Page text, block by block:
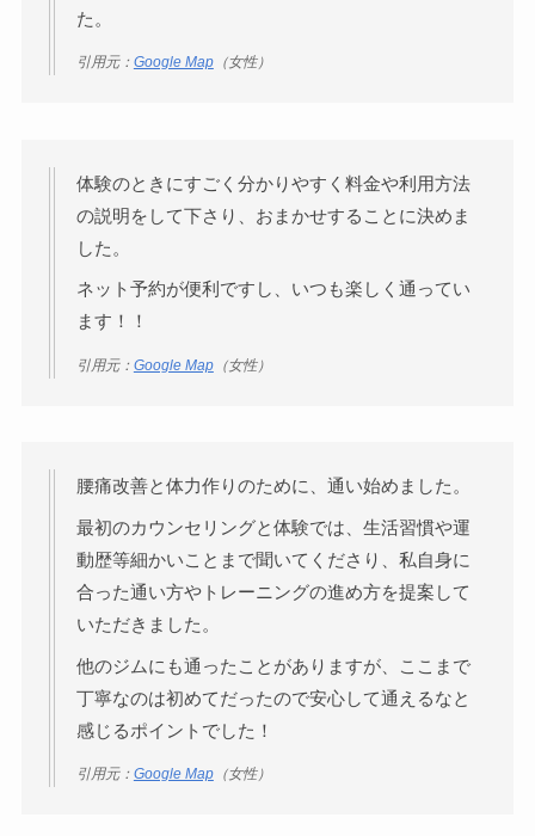
た。
引用元： Google Map（女性）
体験のときにすごく分かりやすく料金や利用方法
の説明をして下さり、おまかせすることに決めま
した。
ネット予約が便利ですし、いつも楽しく通ってい
ます！！
引用元： Google Map（女性）
腰痛改善と体力作りのために、通い始めました。
最初のカウンセリングと体験では、生活習慣や運
動歴等細かいことまで聞いてくださり、私自身に
合った通い方やトレーニングの進め方を提案して
いただきました。
他のジムにも通ったことがありますが、ここまで
丁寧なのは初めてだったので安心して通えるなと
感じるポイントでした！
引用元： Google Map（女性）